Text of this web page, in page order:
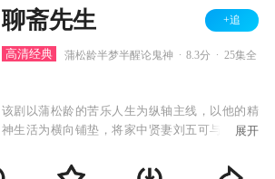
聊斋先生 +追
高清经典 蒲松龄半梦半醒论鬼神 8.3分 25集全
该剧以蒲松龄的苦乐人生为纵轴主线，以他的精
神生活为横向铺垫，将家中贤妻刘五可与梦中情
界一一摄入，百态神韵，个性鲜明。除蒲松龄之
展开